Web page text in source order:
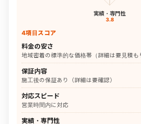
実績・専門性
3.8
4項目スコア
料金の安さ
地域密着の標準的な価格帯（詳細は要見積も
保証内容
施工後の保証あり（詳細は要確認）
対応スピード
営業時間内に対応
実績・専門性